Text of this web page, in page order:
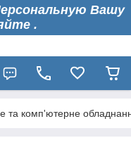
Вашу
.
та комп'ютерне